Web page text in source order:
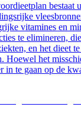
bestaat
vitamines en
te elimineren,
en het dieet
Hoewel het
in te gaan op de